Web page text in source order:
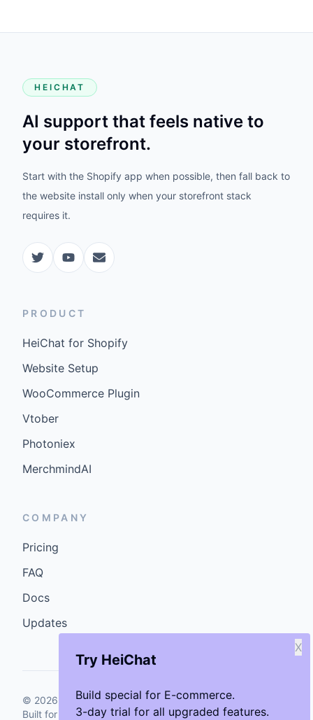
Try HeiChat
Build special for E-commerce.
3-day trial for all upgraded features.
X
HEICHAT
AI support that feels native to
your storefront.
Start with the Shopify app when possible, then fall back to
the website install only when your storefront stack
requires it.
PRODUCT
HeiChat for Shopify
Website Setup
WooCommerce Plugin
Vtober
Photoniex
MerchmindAI
COMPANY
Pricing
FAQ
Docs
Updates
© 2026 GenCybers Inc. All rights reserved.
Built for storefronts that want faster answers and cleaner